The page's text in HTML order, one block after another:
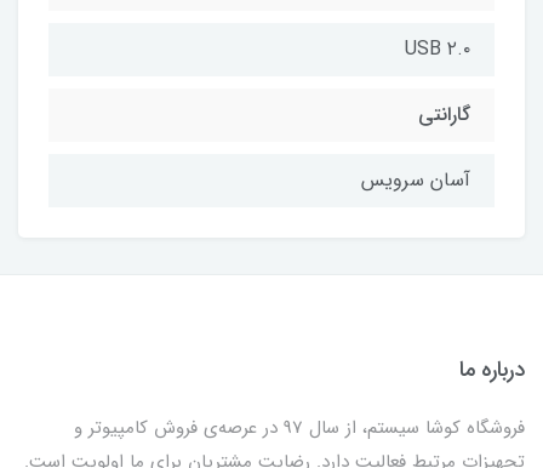
USB ۲.۰
گارانتی
آسان سرویس
درباره ما
فروشگاه کوشا سیستم، از سال 97 در عرصه‌ی فروش کامپیوتر و
تجهیزات مرتبط فعالیت دارد. رضایت مشتریان برای ما اولویت است.